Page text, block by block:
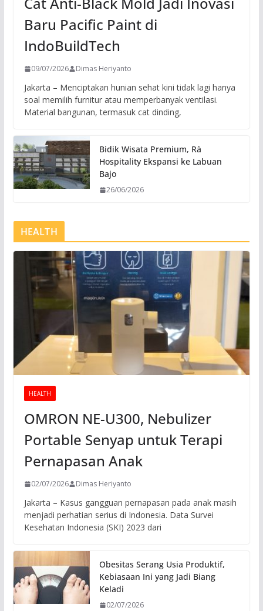
Baru Pacific Paint di
IndoBuildTech
09/07/2026 Dimas Heriyanto
Jakarta – Menciptakan hunian sehat kini tidak lagi hanya
soal memilih furnitur atau memperbanyak ventilasi.
Material bangunan, termasuk cat dinding,
Bidik Wisata Premium, Rà
Hospitality Ekspansi ke Labuan
Bajo
26/06/2026
HEALTH
HEALTH
OMRON NE-U300, Nebulizer
Portable Senyap untuk Terapi
Pernapasan Anak
02/07/2026 Dimas Heriyanto
Jakarta – Kasus gangguan pernapasan pada anak masih
menjadi perhatian serius di Indonesia. Data Survei
Kesehatan Indonesia (SKI) 2023 dari
Obesitas Serang Usia Produktif,
Kebiasaan Ini yang Jadi Biang
Keladi
02/07/2026